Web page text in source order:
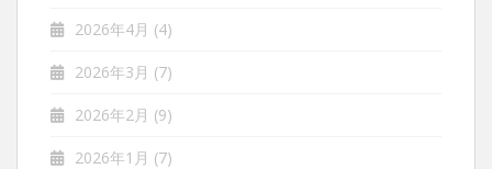
2026年4月 (4)
2026年3月 (7)
2026年2月 (9)
2026年1月 (7)